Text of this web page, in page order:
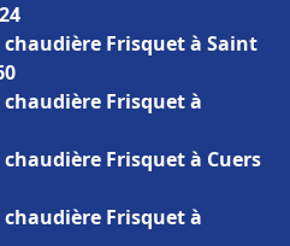
Frisquet à Saint
Frisquet à
Frisquet à Cuers
Frisquet à